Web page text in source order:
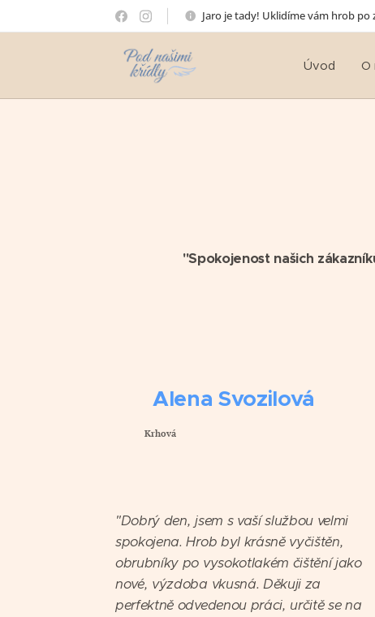
Jaro je tady! Uklidíme vám hrob po
Úvod O
"Spokojenost našich
🍀 Alena Svozilová
Krhová
"Dobrý den, jsem s vaší službou velmi
spokojena. Hrob byl krásně vyčištěn,
obrubníky po vysokotlakém čištění jako
nové, výzdoba vkusná. Děkuji za
perfektně odvedenou práci, určitě se na